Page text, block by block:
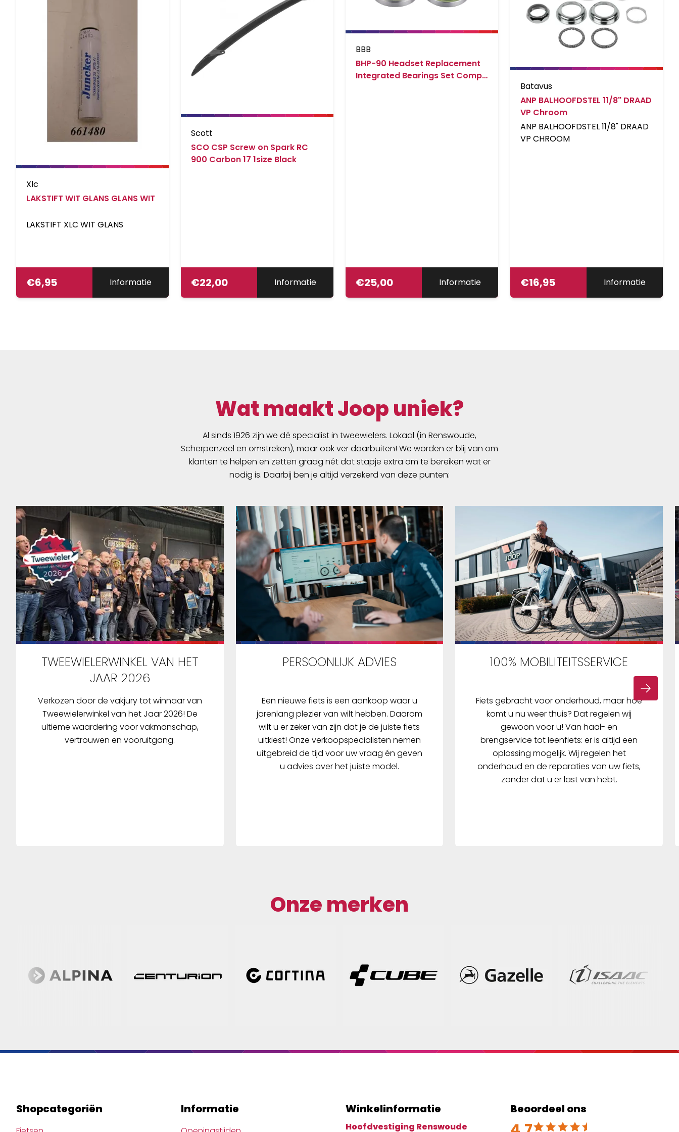
Xlc
LAKSTIFT WIT GLANS GLANS WIT
LAKSTIFT XLC WIT GLANS
€6,95 Informatie
Scott
SCO CSP Screw on Spark RC
900 Carbon 17 1size Black
€22,00 Informatie
BBB
BHP-90 Headset Replacement
Integrated Bearings Set Comp.
€25,00 Informatie
Batavus
ANP BALHOOFDSTEL 11/8" DRAAD
VP Chroom
ANP BALHOOFDSTEL 11/8" DRAAD
VP CHROOM
€16,95 Informatie
Wat maakt Joop uniek?
Al sinds 1926 zijn we dé specialist in tweewielers. Lokaal (in Renswoude,
Scherpenzeel en omstreken), maar ook ver daarbuiten! We worden er blij van om
klanten te helpen en zetten graag nét dat stapje extra om te bereiken wat er
nodig is. Daarbij ben je altijd verzekerd van deze punten:
TWEEWIELERWINKEL VAN HET
JAAR 2026
Verkozen door de vakjury tot winnaar van
Tweewielerwinkel van het Jaar 2026! De
ultieme waardering voor vakmanschap,
vertrouwen en vooruitgang.
PERSOONLIJK ADVIES
Een nieuwe fiets is een aankoop waar u
jarenlang plezier van wilt hebben. Daarom
wilt u er zeker van zijn dat je de juiste fiets
uitkiest! Onze verkoopspecialisten nemen
uitgebreid de tijd voor uw vraag én geven
u advies over het juiste model.
100% MOBILITEITSSERVICE
Fiets gebracht voor onderhoud, maar hoe
komt u nu weer thuis? Dat regelen wij
gewoon voor u! Van haal- en
brengservice tot leenfiets: er is altijd een
oplossing mogelijk. Wij regelen het
onderhoud en de reparaties van uw fiets,
zonder dat u er last van hebt.
Onze merken
Shopcategoriën Informatie Winkelinformatie
Hoofdvestiging Renswoude
Beoordeel ons
Beoordeeld met 4.7 uit 5